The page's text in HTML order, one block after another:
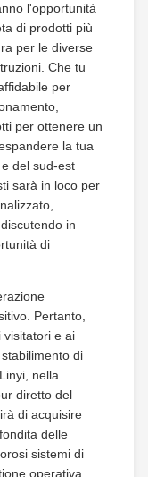
l'opportunità
di prodotti più
per le diverse
Che tu
per
per ottenere un
la tua
del sud-est
sarà in loco per
in
di
Pertanto,
visitatori e ai
di
nella
diretto del
di acquisire
delle
sistemi di
operativa.